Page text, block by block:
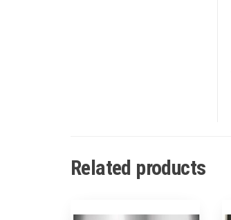
Related products